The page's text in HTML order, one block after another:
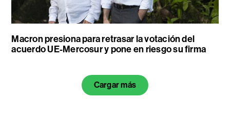
Macron presiona para retrasar la votación del
acuerdo UE-Mercosur y pone en riesgo su firma
Cargar más